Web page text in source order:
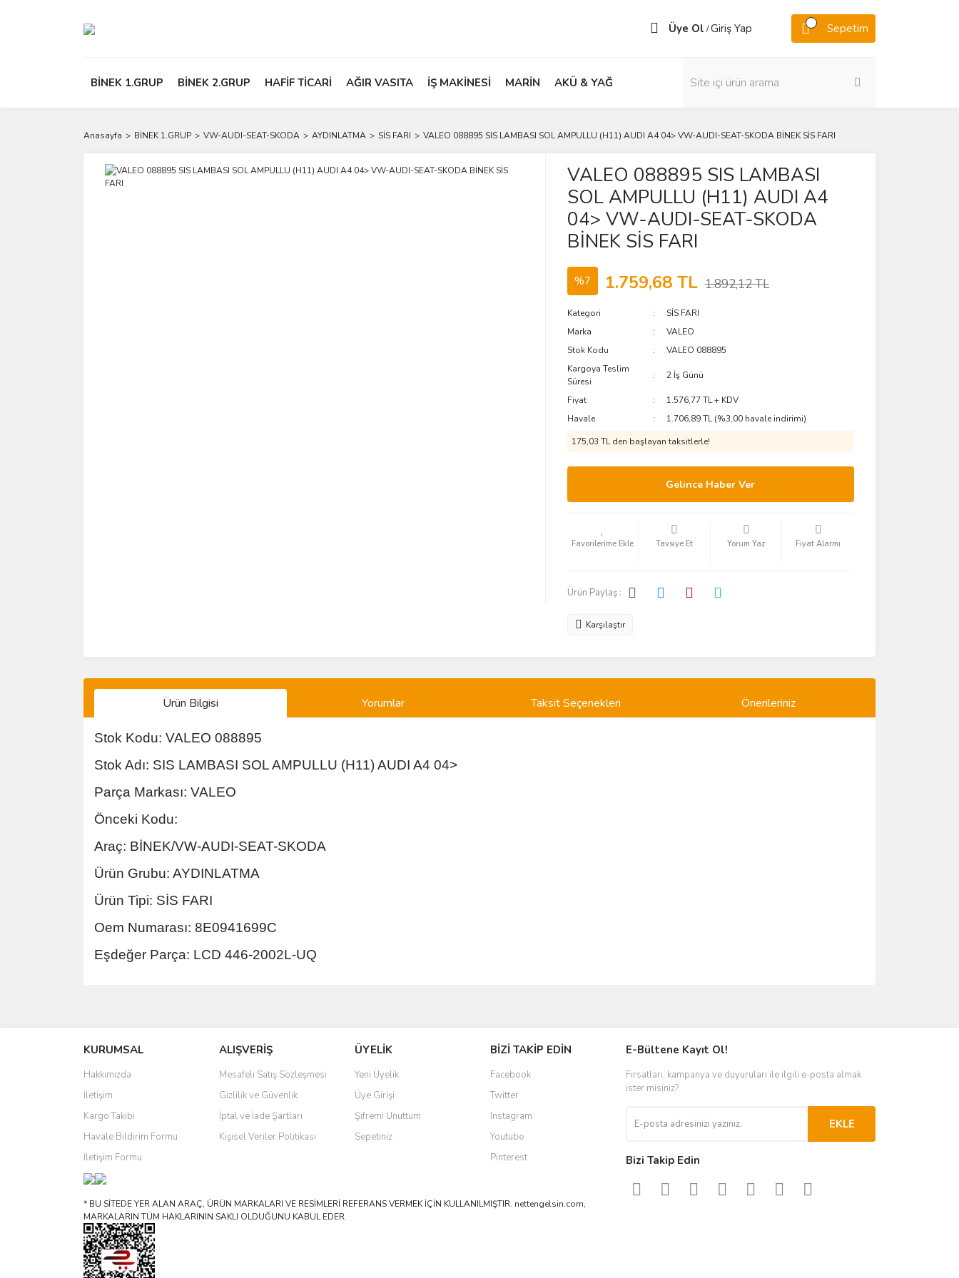
Üye Ol /Giriş Yap Sepetim
BİNEK 1.GRUP BİNEK 2.GRUP HAFİF TİCARİ AĞIR VASITA İŞ MAKİNESİ MARİN AKÜ & YAĞ
Anasayfa BİNEK 1.GRUP VW-AUDI-SEAT-SKODA AYDINLATMA SİS FARI VALEO 088895 SIS LAMBASI SOL AMPULLU (H11) AUDI A4 04> VW-AUDI-SEAT-SKODA BİNEK SİS FARI
VALEO 088895 SIS LAMBASI
SOL AMPULLU (H11) AUDI A4
04> VW-AUDI-SEAT-SKODA
BİNEK SİS FARI
%7 1.759,68 TL 1.892,12 TL
Kategori
SİS FARI
Marka
VALEO
Stok Kodu
VALEO 088895
Kargoya Teslim
Süresi
2 İş Günü
Fiyat
1.576,77 TL + KDV
Havale
1.706,89 TL (%3,00 havale indirimi)
175,03 TL den başlayan taksitlerle!
Gelince Haber Ver
Tavsiye Et Yorum Yaz Fiyat Alarmı
Ürün Paylaş :
Karşılaştır
Ürün Bilgisi Yorumlar Taksit Seçenekleri Önerileriniz
Stok Kodu: VALEO 088895
Stok Adı: SIS LAMBASI SOL AMPULLU (H11) AUDI A4 04>
Parça Markası: VALEO
Önceki Kodu:
Araç: BİNEK/VW-AUDI-SEAT-SKODA
Ürün Grubu: AYDINLATMA
Ürün Tipi: SİS FARI
Oem Numarası: 8E0941699C
Eşdeğer Parça: LCD 446-2002L-UQ
Ürün resmi kalitesiz, bozuk veya görüntülenemiyor.
Ürün açıklamasında eksik bilgiler bulunuyor.
Ürün bilgilerinde hatalar bulunuyor.
Ürün fiyatı diğer sitelerden daha pahalı.
Bu ürüne benzer farklı alternatifler olmalı.
KURUMSAL
Hakkımızda
İletişim
Kargo Takibi
Havale Bildirim Formu
İletişim Formu
ALIŞVERİŞ
Mesafeli Satış Sözleşmesi
Gizlilik ve Güvenlik
İptal ve İade Şartları
Kişisel Veriler Politikası
ÜYELİK
Yeni Üyelik
Üye Girişi
Şifremi Unuttum
Sepetiniz
BİZİ TAKİP EDİN
Facebook
Twitter
Instagram
Youtube
Pinterest
* BU SİTEDE YER ALAN ARAÇ, ÜRÜN MARKALARI VE RESİMLERİ REFERANS VERMEK İÇİN KULLANILMIŞTIR. nettengelsin.com,
MARKALARIN TÜM HAKLARININ SAKLI OLDUĞUNU KABUL EDER.
E-Bültene Kayıt Ol!
Fırsatları, kampanya ve duyuruları ile ilgili e-posta almak
ister misiniz?
EKLE
Bizi Takip Edin